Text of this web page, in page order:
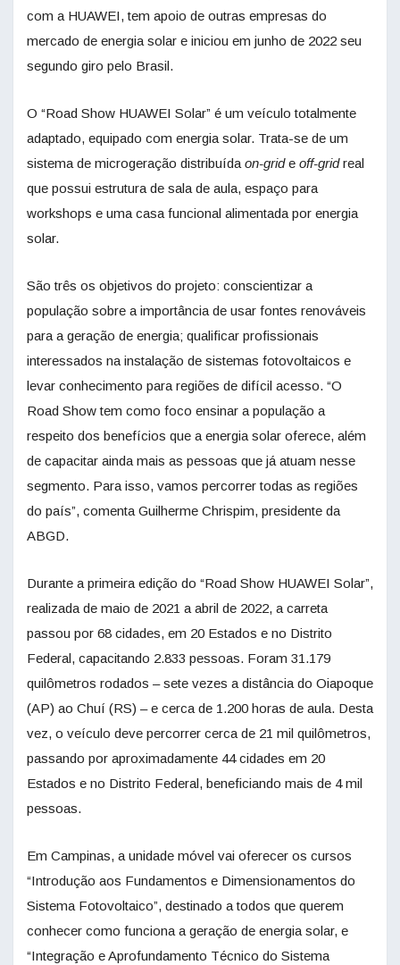
com a HUAWEI, tem apoio de outras empresas do
mercado de energia solar e iniciou em junho de 2022 seu
segundo giro pelo Brasil.
O “Road Show HUAWEI Solar” é um veículo totalmente
adaptado, equipado com energia solar. Trata-se de um
sistema de microgeração distribuídaon-gride off-gridreal
que possui estrutura de sala de aula, espaço para
workshops e uma casa funcional alimentada por energia
solar.
São três os objetivos do projeto: conscientizar a
população sobre a importância de usar fontes renováveis
para a geração de energia; qualificar profissionais
interessados na instalação de sistemas fotovoltaicos e
levar conhecimento para regiões de difícil acesso. “O
Road Show tem como foco ensinar a população a
respeito dos benefícios que a energia solar oferece, além
de capacitar ainda mais as pessoas que já atuam nesse
segmento. Para isso, vamos percorrer todas as regiões
do país”, comenta Guilherme Chrispim, presidente da
ABGD.
Durante a primeira edição do “Road Show HUAWEI Solar”,
realizada de maio de 2021 a abril de 2022, a carreta
passou por 68 cidades, em 20 Estados e no Distrito
Federal, capacitando 2.833 pessoas. Foram 31.179
quilômetros rodados – sete vezes a distância do Oiapoque
(AP) ao Chuí (RS) – e cerca de 1.200 horas de aula. Desta
vez, o veículo deve percorrer cerca de 21 mil quilômetros,
passando por aproximadamente 44 cidades em 20
Estados e no Distrito Federal, beneficiando mais de 4 mil
pessoas.
Em Campinas, a unidade móvel vai oferecer os cursos
“Introdução aos Fundamentos e Dimensionamentos do
Sistema Fotovoltaico”, destinado a todos que querem
conhecer como funciona a geração de energia solar, e
“Integração e Aprofundamento Técnico do Sistema